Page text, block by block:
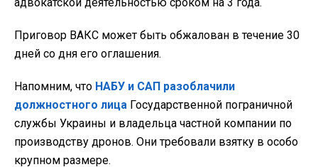
Приговор ВАКС может быть обжалован в течение 30
дней со дня его оглашения.
Напомним, что НАБУ и САП разоблачили
должностного лица Государственной пограничной
службы Украины и владельца частной компании по
производству дронов. Они требовали взятку в особо
крупном размере.